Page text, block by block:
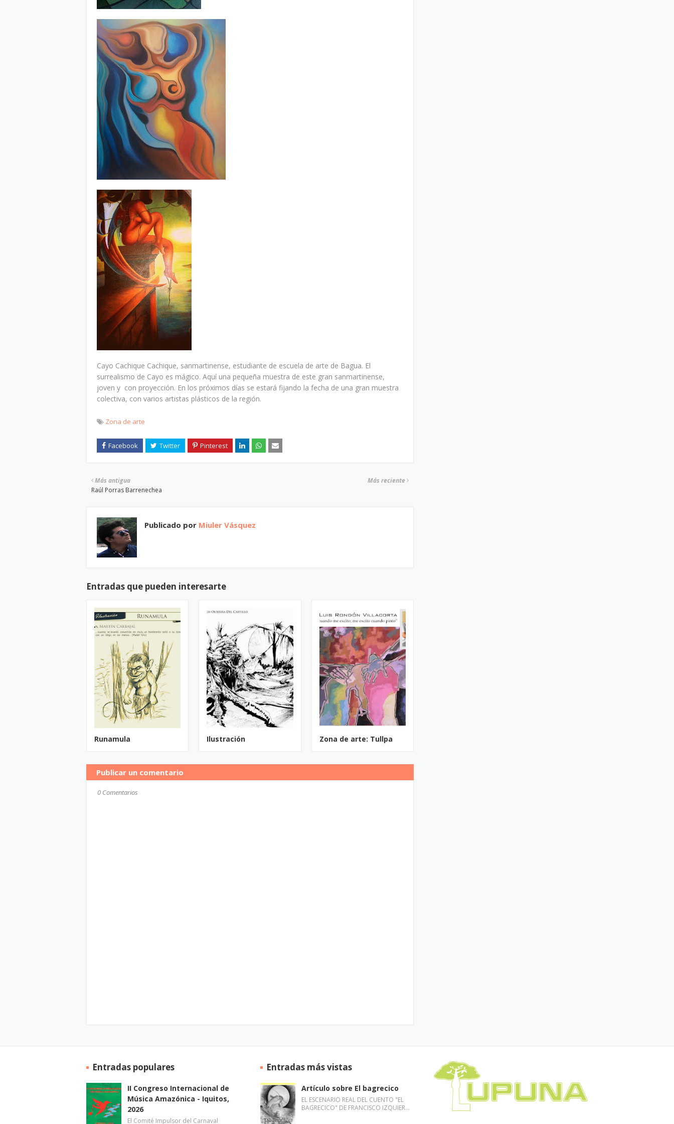
Cayo Cachique Cachique, sanmartinense, estudiante de escuela de arte de Bagua. El
surrealismo de Cayo es mágico. Aquí una pequeña muestra de este gran sanmartinense,
joven y con proyección. En los próximos días se estará fijando la fecha de una gran muestra
colectiva, con varios artistas plásticos de la región.
Zona de arte
Más reciente
Más antigua
Raúl Porras Barrenechea
Publicado por Miuler Vásquez
Entradas que pueden interesarte
Runamula Ilustración Zona de arte: Tullpa
Publicar un comentario
0 Comentarios
Entradas populares
II Congreso Internacional de
Música Amazónica - Iquitos,
2026
El Comité Impulsor del Carnaval
Entradas más vistas
Artículo sobre El bagrecico
EL ESCENARIO REAL DEL CUENTO "EL
BAGRECICO" DE FRANCISCO IZQUIER…